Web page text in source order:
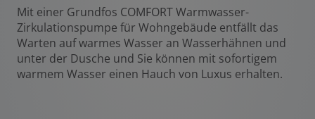
Mit einer Grundfos COMFORT Warmwasser-
Zirkulationspumpe für Wohngebäude entfällt das
Warten auf warmes Wasser an Wasserhähnen und
unter der Dusche und Sie können mit sofortigem
warmem Wasser einen Hauch von Luxus erhalten.